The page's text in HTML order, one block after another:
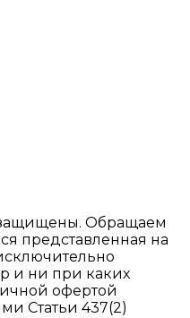
защищены. Обращаем
представленная на
и ни при каких
офертой
Статьи 437(2)